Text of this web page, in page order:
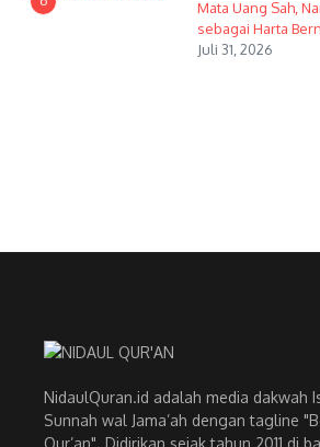
Mata Uang Sah,
sebagai Harta
Juli 31, 2026
NidaulQuran.id adalah media dakwah
Sunnah wal Jama’ah dengan tagline
Qur’an". Didirikan sejak tahun 2011 di